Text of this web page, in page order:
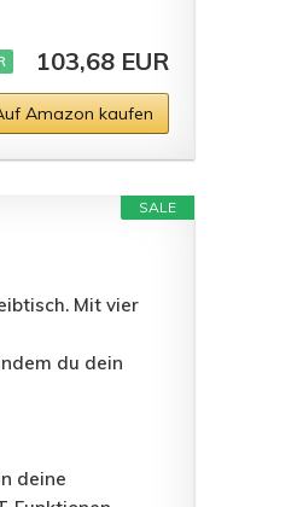
103,68 EUR
Amazon kaufen
SALE
Mit vier
du dein
deine